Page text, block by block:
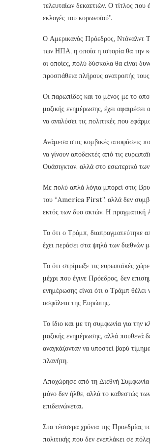
τελευταίων δεκαετιών. Ο τίτλος που
εκλογές του κορωνοϊού”.
Ο Αμερικανός Πρόεδρος, Ντόναλντ
των ΗΠΑ, η οποία η ιστορία θα την
οι οποίες, πολύ δύσκολα θα είναι
προσπάθεια πλήρους ανατροπής
Οι παρωπίδες και το μένος με το
μαζικής ενημέρωσης, έχει
να αναλύσει τις πολιτικές που
Ανάμεσα στις κομβικές αποφάσεις
να γίνουν αποδεκτές από τις
Ουάσιγκτον, αλλά στο εσωτερικό
Με πολύ απλά λόγια μπορεί στις
του “America First”, αλλά δεν
εκτός των δυο ακτών. Η πραγματική
Το ότι ο Τράμπ, διαπραγματεύτηκε
έχει περάσει στα ψηλά των διεθνών
Το ότι στρίμωξε τις ευρωπαϊκές
μέχρι που έγινε Πρόεδρος, δεν
ενημέρωσης είναι ότι ο Τράμπ
ασφάλεια της Ευρώπης.
Το ίδιο και με τη συμφωνία για
μαζικής ενημέρωσης, αλλά πουθενά
αναγκάζονταν να υποστεί βαρύ
πλανήτη.
Αποχώρησε από τη Διεθνή Συμφωνία
μόνο δεν ήλθε, αλλά το καθεστώς
επιδεινώνεται.
Στα τέσσερα χρόνια της Προεδρίας
πολιτικής που δεν ενεπλάκει σε